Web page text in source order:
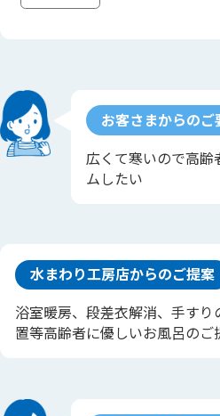
お客さまからのご
広くて寒いので高齢
ムしたい
水まわり工房店からのご提案
浴室暖房、段差衣解消、手すり
置等高齢者に優しいお風呂のご